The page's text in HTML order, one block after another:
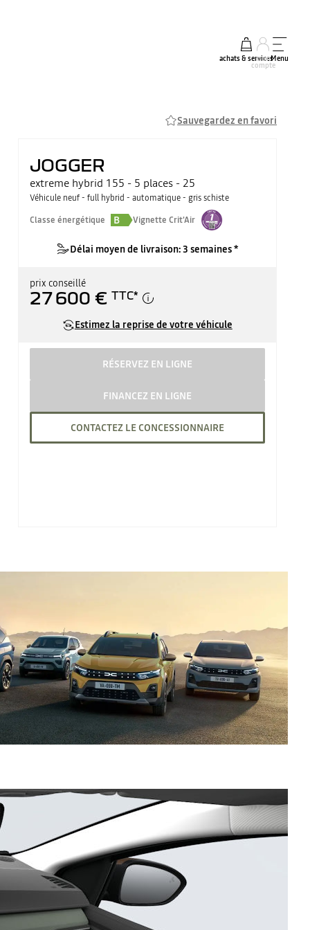
achats & services
mon
compte
Menu
Sauvegardez en favori
JOGGER
extreme hybrid 155 - 5 places - 25
Véhicule neuf - full hybrid - automatique - gris schiste
Classe énergétique
B Vignette Crit'Air
Délai moyen de livraison: 3 semaines *
prix conseillé
27 600 € TTC*
Estimez la reprise de votre véhicule
RÉSERVEZ EN LIGNE
FINANCEZ EN LIGNE
CONTACTEZ LE CONCESSIONNAIRE